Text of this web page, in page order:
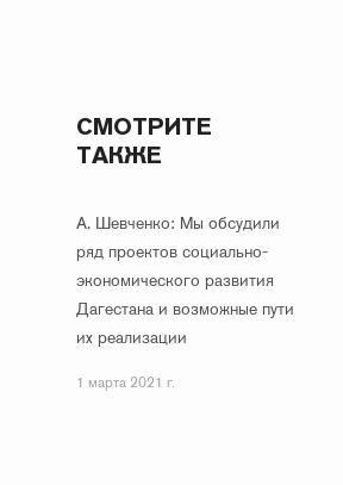
СМОТРИТЕ
ТАКЖЕ
А. Шевченко: Мы обсудили
ряд проектов социально-
экономического развития
Дагестана и возможные пути
их реализации
1 марта 2021 г.